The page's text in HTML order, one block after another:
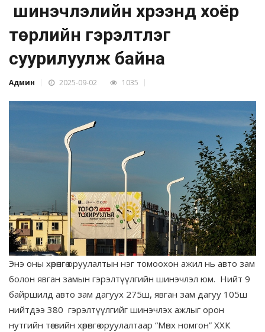
шинэчлэлийн хүрээнд хоёр
төрлийн гэрэлтүүлэг
суурилуулж байна
Админ 2025-09-02 1035
Энэ оны хөрөнгө оруулалтын нэг томоохон ажил нь авто зам
болон явган замын гэрэлтүүлгийн шинэчлэл юм. Нийт 9
байршилд авто зам дагуух 275ш, явган зам дагуу 105ш
нийтдээ 380 гэрэлтүүлгийг шинэчлэх ажлыг орон
нутгийн төсвийн хөрөнгө оруулалтаар “Мөнх номгон” ХХК